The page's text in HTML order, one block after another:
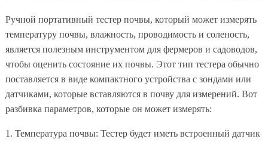
Ручной портативный тестер почвы, который может измерять
температуру почвы, влажность, проводимость и соленость,
является полезным инструментом для фермеров и садоводов,
чтобы оценить состояние их почвы. Этот тип тестера обычно
поставляется в виде компактного устройства с зондами или
датчиками, которые вставляются в почву для измерений. Вот
разбивка параметров, которые он может измерять:
1. Температура почвы: Тестер будет иметь встроенный датчик